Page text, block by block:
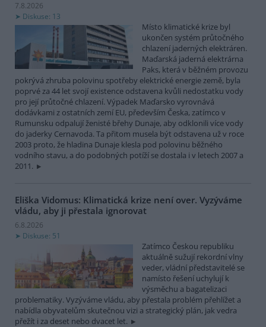
7.8.2026
Diskuse: 13
Místo klimatické krize byl
ukončen systém průtočného
chlazení jaderných elektráren.
Maďarská jaderná elektrárna
Paks, která v běžném provozu
pokrývá zhruba polovinu spotřeby elektrické energie země, byla
poprvé za 44 let svojí existence odstavena kvůli nedostatku vody
pro její průtočné chlazení. Výpadek Maďarsko vyrovnává
dodávkami z ostatních zemí EU, především Česka, zatímco v
Rumunsku odpalují ženisté břehy Dunaje, aby odklonili více vody
do jaderky Cernavoda. Ta přitom musela být odstavena už v roce
2003 proto, že hladina Dunaje klesla pod polovinu běžného
vodního stavu, a do podobných potíží se dostala i v letech 2007 a
2011.
Eliška Vidomus: Klimatická krize není over. Vyzýváme
vládu, aby ji přestala ignorovat
6.8.2026
Diskuse: 51
Zatímco Českou republiku
aktuálně sužují rekordní vlny
veder, vládní představitelé se
namísto řešení uchylují k
výsměchu a bagatelizaci
problematiky. Vyzýváme vládu, aby přestala problém přehlížet a
nabídla obyvatelům skutečnou vizi a strategický plán, jak vedra
přežít i za deset nebo dvacet let.